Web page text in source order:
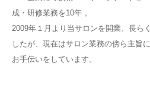
成・研修業務を10年 。
2009年１月より当サロンを開業、長ら
したが、 現在はサロン業務の傍ら主旨
お手伝いをしています。